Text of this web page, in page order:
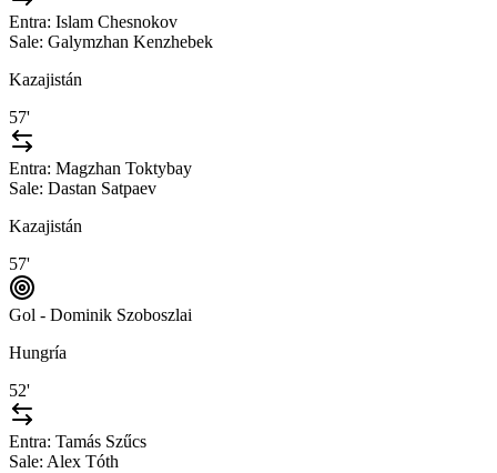
Entra: Islam Chesnokov
Sale: Galymzhan Kenzhebek
Kazajistán
57'
Entra: Magzhan Toktybay
Sale: Dastan Satpaev
Kazajistán
57'
Gol - Dominik Szoboszlai
Hungría
52'
Entra: Tamás Szűcs
Sale: Alex Tóth